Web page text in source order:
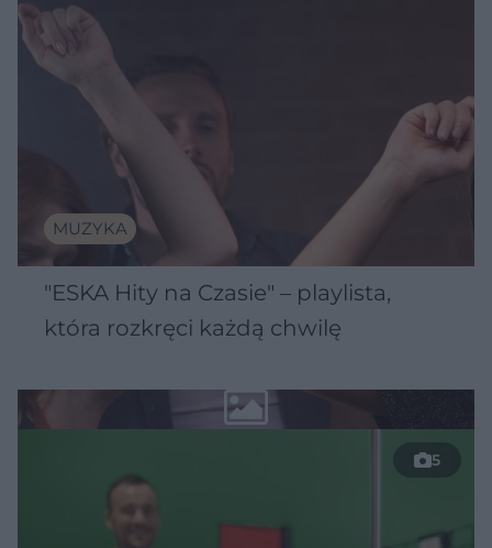
MUZYKA
"ESKA Hity na Czasie" – playlista,
która rozkręci każdą chwilę
5